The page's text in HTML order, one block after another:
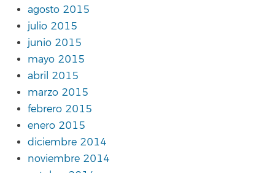
agosto 2015
julio 2015
junio 2015
mayo 2015
abril 2015
marzo 2015
febrero 2015
enero 2015
diciembre 2014
noviembre 2014